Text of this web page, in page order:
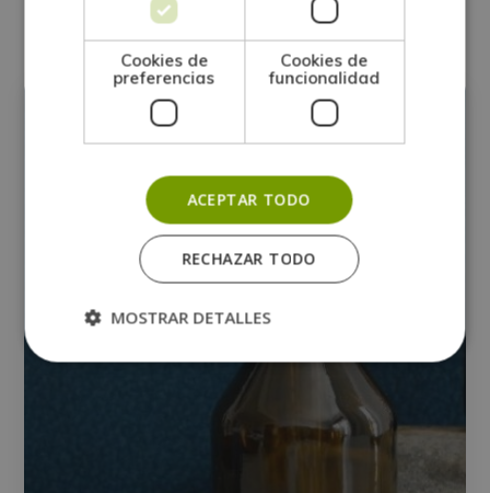
PLANTAS MEDICINALES
Cookies de
preferencias
Cookies de
funcionalidad
ACEPTAR TODO
RECHAZAR TODO
MOSTRAR DETALLES